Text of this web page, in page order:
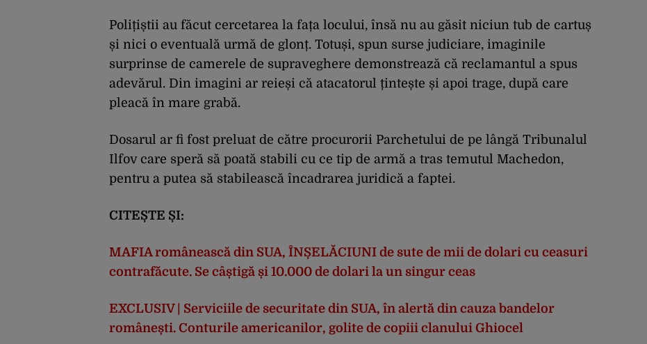
Polițiștii au făcut cercetarea la fața locului, însă nu au găsit niciun tub de cartuș
și nici o eventuală urmă de glonț. Totuși, spun surse judiciare, imaginile
surprinse de camerele de supraveghere demonstrează că reclamantul a spus
adevărul. Din imagini ar reieși că atacatorul țintește și apoi trage, după care
pleacă în mare grabă.
Dosarul ar fi fost preluat de către procurorii Parchetului de pe lângă Tribunalul
Ilfov care speră să poată stabili cu ce tip de armă a tras temutul Machedon,
pentru a putea să stabilească încadrarea juridică a faptei.
CITEȘTE ȘI:
MAFIA românească din SUA, ÎNȘELĂCIUNI de sute de mii de dolari cu ceasuri
contrafăcute. Se câștigă și 10.000 de dolari la un singur ceas
EXCLUSIV | Serviciile de securitate din SUA, în alertă din cauza bandelor
românești. Conturile americanilor, golite de copiii clanului Ghiocel